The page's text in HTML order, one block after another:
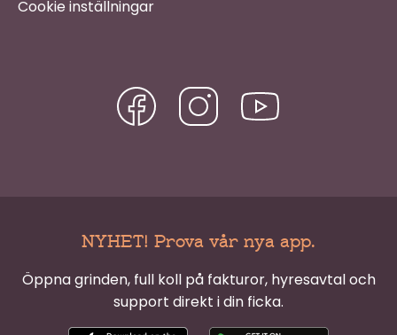
Cookie inställningar
NYHET! Prova vår nya app.
Öppna grinden, full koll på fakturor, hyresavtal och
support direkt i din ficka.